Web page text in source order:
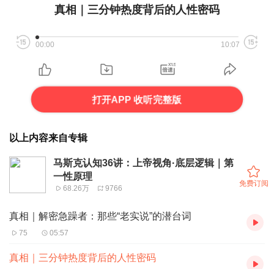
真相｜三分钟热度背后的人性密码
00:00 10:07
打开APP 收听完整版
以上内容来自专辑
马斯克认知36讲：上帝视角·底层逻辑｜第
一性原理
68.26万 9766
免费订阅
真相｜解密急躁者：那些“老实说”的潜台词
75 05:57
真相｜三分钟热度背后的人性密码